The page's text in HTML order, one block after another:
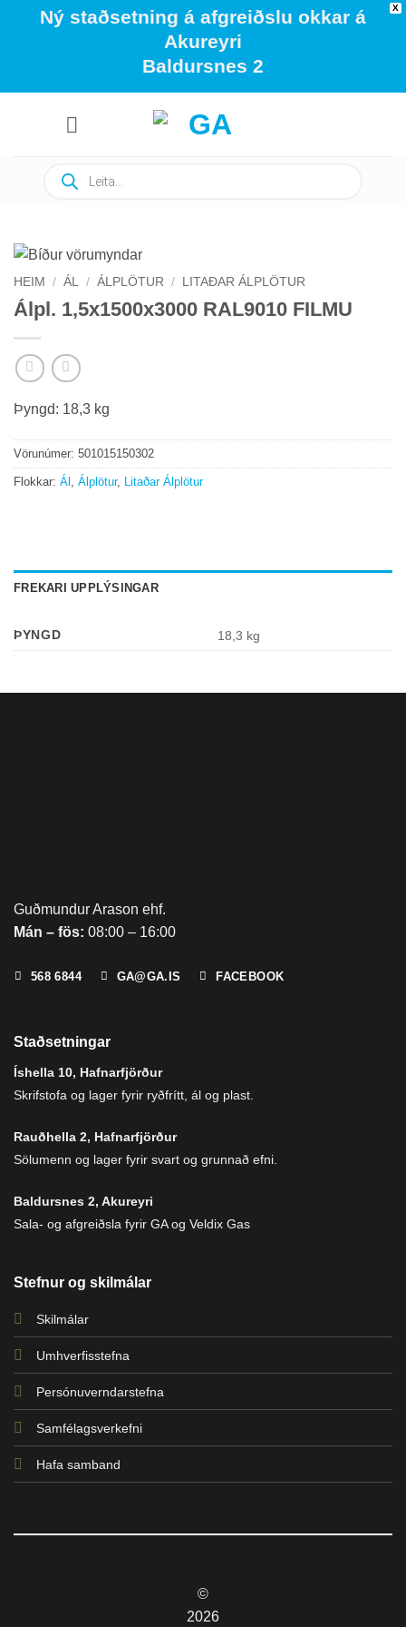
X
Ný staðsetning á afgreiðslu okkar á
Akureyri
Baldursnes 2
search
HEIM / ÁL / ÁLPLÖTUR / LITAÐAR ÁLPLÖTUR
Álpl. 1,5x1500x3000 RAL9010 FILMU
Þyngd: 18,3 kg
Vörunúmer: 501015150302
Flokkar: Ál Álplötur, Litaðar Álplötur
FREKARI UPPLÝSINGAR
ÞYNGD 18,3 kg
Guðmundur Arason ehf.
Mán – fös: 08:00 – 16:00
568 6844 GA@GA.IS FACEBOOK
Staðsetningar
Íshella 10, Hafnarfjörður
Skrifstofa og lager fyrir ryðfrítt, ál og plast.
Rauðhella 2, Hafnarfjörður
Sölumenn og lager fyrir svart og grunnað efni.
Baldursnes 2, Akureyri
Sala- og afgreiðsla fyrir GA og Veldix Gas
Stefnur og skilmálar
Skilmálar
Umhverfisstefna
Persónuverndarstefna
Samfélagsverkefni
Hafa samband
©
2026